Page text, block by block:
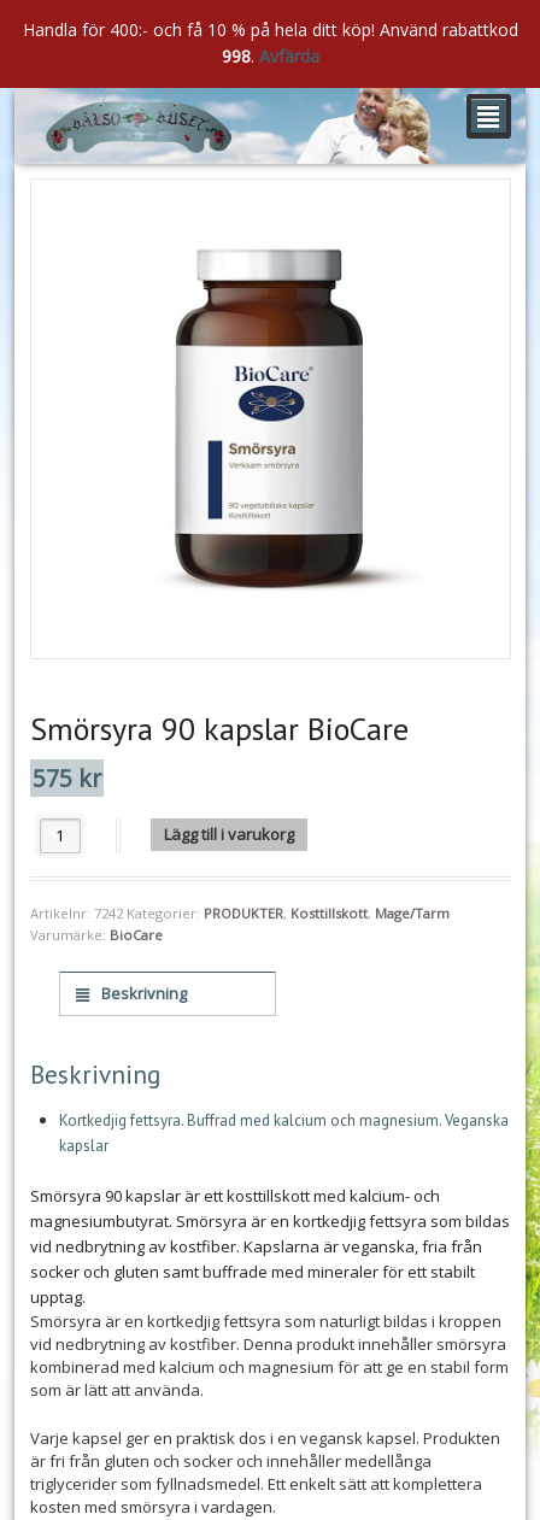
²
Smörsyra 90 kapslar BioCare
575 kr
Smörsyra 90 kapslar BioCare mängd
Lägg till i varukorg
Artikelnr: 7242 Kategorier: PRODUKTER, Kosttillskott, Mage/Tarm
Varumärke: BioCare
Beskrivning
Beskrivning
Kortkedjig fettsyra. Buffrad med kalcium och magnesium. Veganska
kapslar
Smörsyra 90 kapslar är ett kosttillskott med kalcium- och
magnesiumbutyrat. Smörsyra är en kortkedjig fettsyra som bildas
vid nedbrytning av kostfiber. Kapslarna är veganska, fria från
socker och gluten samt buffrade med mineraler för ett stabilt
upptag.
Smörsyra är en kortkedjig fettsyra som naturligt bildas i kroppen
vid nedbrytning av kostfiber. Denna produkt innehåller smörsyra
kombinerad med kalcium och magnesium för att ge en stabil form
som är lätt att använda.
Varje kapsel ger en praktisk dos i en vegansk kapsel. Produkten
är fri från gluten och socker och innehåller medellånga
triglycerider som fyllnadsmedel. Ett enkelt sätt att komplettera
kosten med smörsyra i vardagen.
Handla för 400:- och få 10 % på hela ditt köp! Använd rabattkod
998. Avfärda